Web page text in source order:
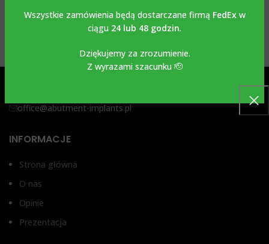
Wszystkie zamówienia będą dostarczane firmą FedExw
ciągu 24 lub 48 godzin.
Dziękujemy za zrozumienie.
Z wyrazami szacunku 🫡
Ceglarska 27, 30-362 Kraków, Polska
office@abutment-implants.pl
INFORMACJE
Strona główna
O nas
Opinie
Prezentacja